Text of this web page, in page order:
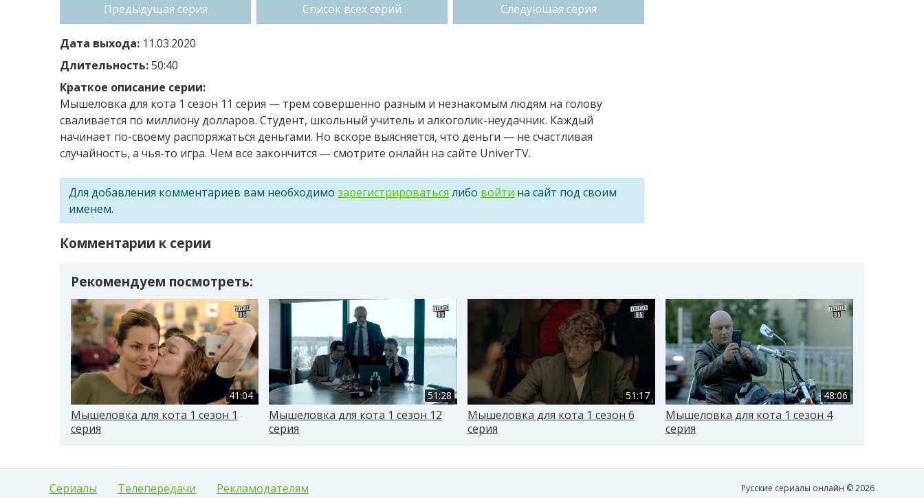
Предыдущая серия Список всех серий Следующая серия
Дата выхода: 11.03.2020
Длительность:50:40
Краткое описание серии:
Мышеловка для кота 1 сезон 11 серия — трем совершенно разным и незнакомым людям на голову
сваливается по миллиону долларов. Студент, школьный учитель и алкоголик-неудачник. Каждый
начинает по-своему распоряжаться деньгами. Но вскоре выясняется, что деньги — не счастливая
случайность, а чья-то игра. Чем все закончится — смотрите онлайн на сайте UniverTV.
Для добавления комментариев вам необходимо зарегистрироваться либо войти на сайт под своим
именем.
Комментарии к серии
Рекомендуем посмотреть:
41:04
Мышеловка для кота 1 сезон 1
серия
51:28
Мышеловка для кота 1 сезон 12
серия
51:17
Мышеловка для кота 1 сезон 6
серия
48:06
Мышеловка для кота 1 сезон 4
серия
Сериалы Телепередачи Рекламодателям Русские сериалы онлайн © 2026